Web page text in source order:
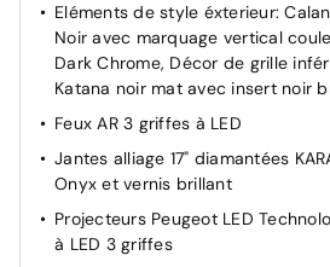
Eléments de style éxterieur:
Noir avec marquage vertical
Dark Chrome, Décor de grille
Katana noir mat avec insert noir
Feux AR 3 griffes à LED
Jantes alliage 17" diamantées
Onyx et vernis brillant
Projecteurs Peugeot LED
à LED 3 griffes